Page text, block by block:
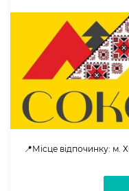
📍Місце відпочинку: м.